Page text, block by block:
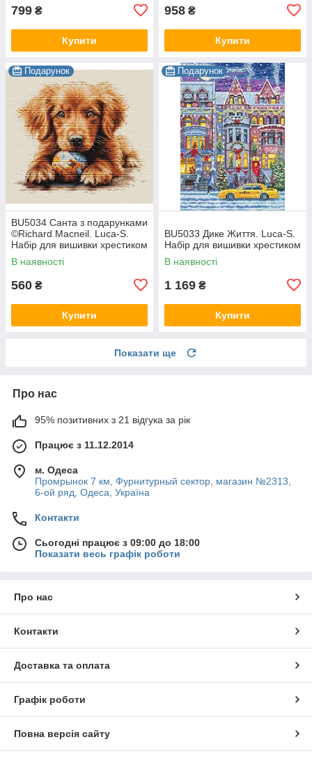
799 ₴
Купити
958 ₴
Купити
Подарунок
BU5034 Санта з подарунками
©Richard Macneil. Luca-S.
Набір для вишивки хрестиком
В наявності
560 ₴
Купити
Подарунок
BU5033 Дике Життя. Luca-S.
Набір для вишивки хрестиком
В наявності
1 169 ₴
Купити
Показати ще
Про нас
95% позитивних з 21 відгука за рік
Працює з 11.12.2014
м. Одеса
Промрынок 7 км, Фурнитурный сектор, магазин №2313,
6-ой ряд, Одеса, Україна
Контакти
Сьогодні працює з 09:00 до 18:00
Показати весь графік роботи
Про нас
Контакти
Доставка та оплата
Графік роботи
Повна версія сайту